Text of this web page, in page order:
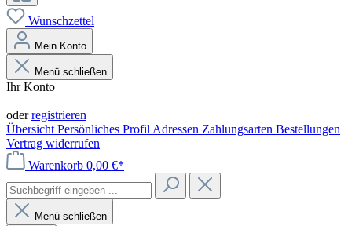
Wunschzettel
Mein Konto
Menü schließen
Ihr Konto
oderregistrieren
Übersicht Persönliches Profil Adressen Zahlungsarten Bestellungen
Vertrag widerrufen
Warenkorb 0,00 €*
Menü schließen